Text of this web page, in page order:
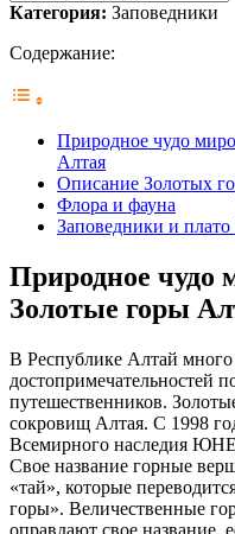
Категория: Заповедники
Содержание:
Природное чудо
Алтая
Описание Золотых
Флора и фауна
Заповедники и плато
Природное чудо
Золотые горы
В Республике Алтай
достопримечательностей
путешественников.
сокровищ Алтая. С 1998
Всемирного наследия
Свое название горные
«тай», которые
горы». Величественные
оправдают свое название,